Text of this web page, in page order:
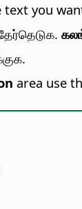
text you
area use